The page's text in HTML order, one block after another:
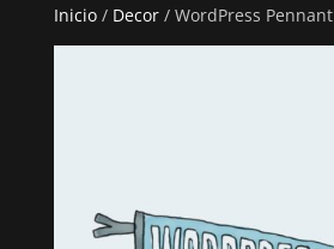
Inicio/ Decor/ WordPress Pennant